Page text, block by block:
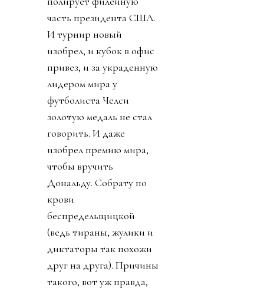
часть президента США.
И турнир новый
изобрел, и кубок в офис
привез, и за украденную
лидером мира у
футболиста Челси
золотую медаль не стал
говорить. И даже
изобрел премию мира,
чтобы вручить
Дональду. Собрату по
крови
беспредельщицкой
(ведь тираны, жулики и
диктаторы так похожи
друг на друга). Причины
такого, вот уж правда,